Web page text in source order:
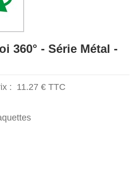
360° - Série Métal -
: 11.27 € TTC